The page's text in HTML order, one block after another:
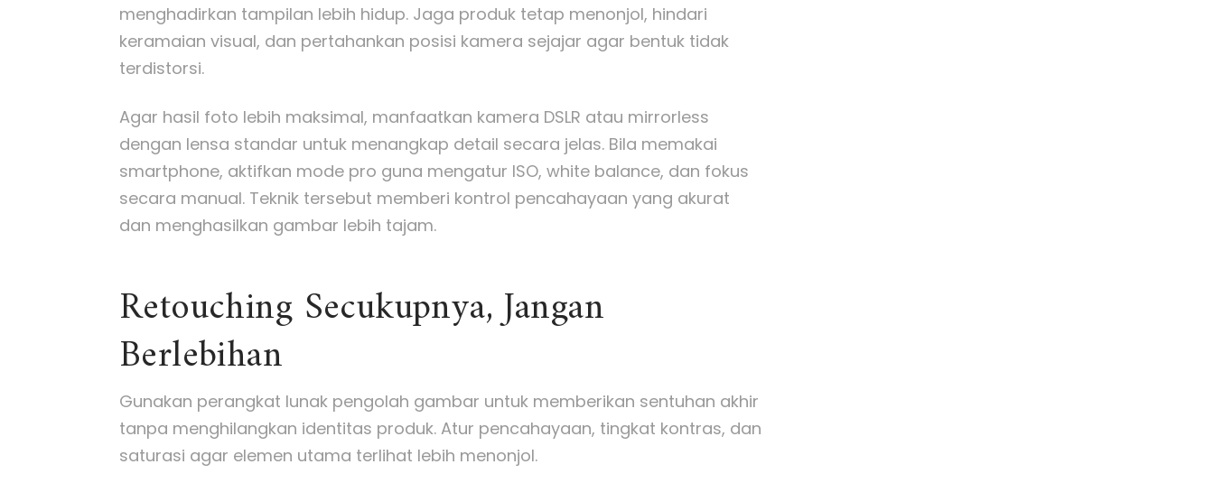
menghadirkan tampilan lebih hidup. Jaga produk tetap menonjol, hindari
keramaian visual, dan pertahankan posisi kamera sejajar agar bentuk tidak
terdistorsi.
Agar hasil foto lebih maksimal, manfaatkan kamera DSLR atau mirrorless
dengan lensa standar untuk menangkap detail secara jelas. Bila memakai
smartphone, aktifkan mode pro guna mengatur ISO, white balance, dan fokus
secara manual. Teknik tersebut memberi kontrol pencahayaan yang akurat
dan menghasilkan gambar lebih tajam.
Retouching Secukupnya, Jangan
Berlebihan
Gunakan perangkat lunak pengolah gambar untuk memberikan sentuhan akhir
tanpa menghilangkan identitas produk. Atur pencahayaan, tingkat kontras, dan
saturasi agar elemen utama terlihat lebih menonjol.